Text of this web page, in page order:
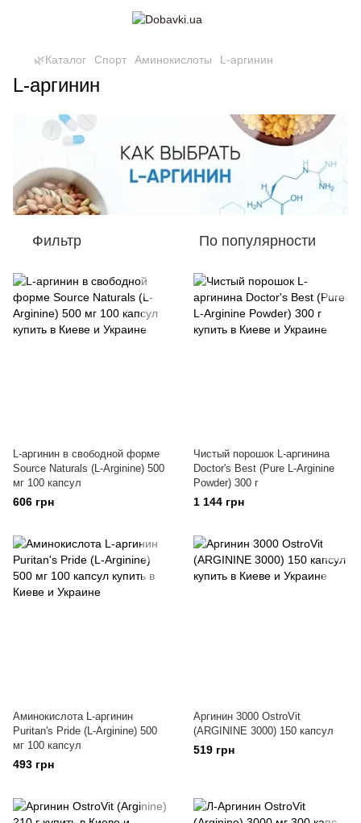
🌿Каталог Спорт Аминокислоты L-аргинин
L-аргинин
Фильтр По популярности
L-аргинин в свободной форме
Source Naturals (L-Arginine) 500
мг 100 капсул
606 грн
Чистый порошок L-аргинина
Doctor's Best (Pure L-Arginine
Powder) 300 г
1 144 грн
Аминокислота L-аргинин
Puritan's Pride (L-Arginine) 500
мг 100 капсул
493 грн
Аргинин 3000 OstroVit
(ARGININE 3000) 150 капсул
519 грн